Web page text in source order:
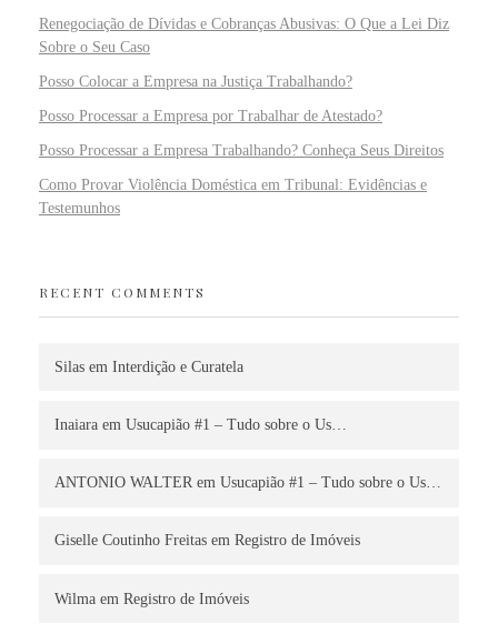
Renegociação de Dívidas e Cobranças Abusivas: O Que a Lei Diz
Sobre o Seu Caso
Posso Colocar a Empresa na Justiça Trabalhando?
Posso Processar a Empresa por Trabalhar de Atestado?
Posso Processar a Empresa Trabalhando? Conheça Seus Direitos
Como Provar Violência Doméstica em Tribunal: Evidências e
Testemunhos
RECENT COMMENTS
Silas em Interdição e Curatela
Inaiara em Usucapião #1 – Tudo sobre o Us…
ANTONIO WALTER em Usucapião #1 – Tudo sobre o Us…
Giselle Coutinho Freitas em Registro de Imóveis
Wilma em Registro de Imóveis